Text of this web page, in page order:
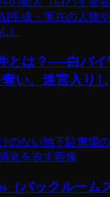
とは？──白バ
い、迷宮入り
（バックルーム